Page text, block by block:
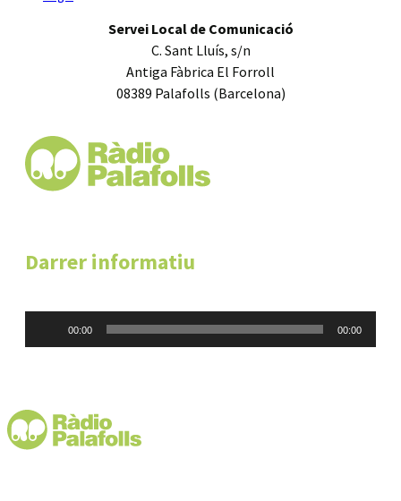
Servei Local de Comunicació
C. Sant Lluís, s/n
Antiga Fàbrica El Forroll
08389 Palafolls (Barcelona)
Darrer informatiu
00:00 00:00